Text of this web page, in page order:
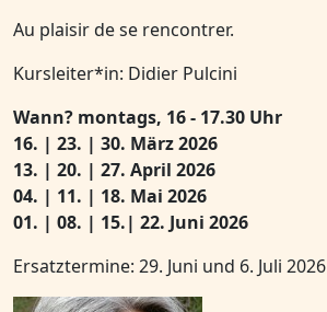
Au plaisir de se rencontrer.
Kursleiter*in: Didier Pulcini
Wann? montags, 16 - 17.30 Uhr
16. | 23. | 30. März 2026
13. | 20. | 27. April 2026
04. | 11. | 18. Mai 2026
01. | 08. | 15.| 22. Juni 2026
Ersatztermine: 29. Juni und 6. Juli 2026